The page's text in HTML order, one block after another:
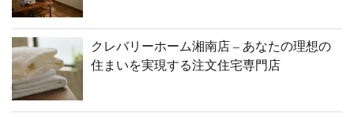
クレバリーホーム湘南店 – あなたの理想の
住まいを実現する注文住宅専門店